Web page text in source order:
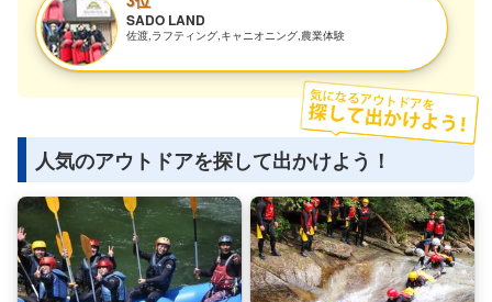
SADO LAND
佐渡,ラフティング,キャニオニング,農業体験
人気のアウトドアを探して出かけよう！